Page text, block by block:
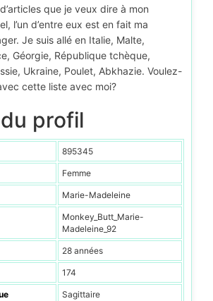
que je veux dire à mon
l’un d’entre eux est en fait ma
Je suis allé en Italie, Malte,
Géorgie, République tchèque,
Ukraine, Poulet, Abkhazie. Voulez-
cette liste avec moi?
profil
895345
Femme
Marie-Madeleine
Monkey_Butt_Marie-
Madeleine_92
28 années
174
Sagittaire